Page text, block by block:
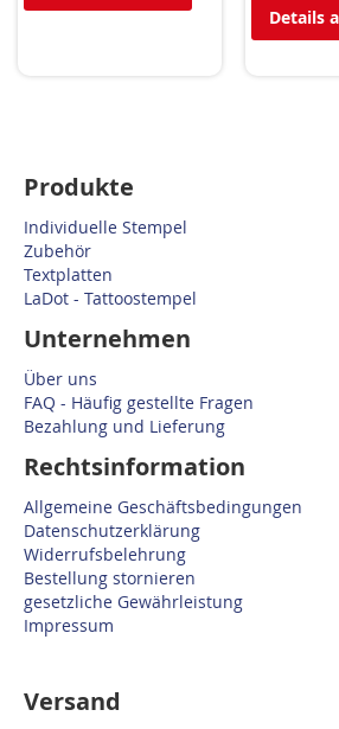
Details
Produkte
Individuelle Stempel
Zubehör
Textplatten
LaDot - Tattoostempel
Unternehmen
Über uns
FAQ - Häufig gestellte Fragen
Bezahlung und Lieferung
Rechtsinformation
Allgemeine Geschäftsbedingungen
Datenschutzerklärung
Widerrufsbelehrung
Bestellung stornieren
gesetzliche Gewährleistung
Impressum
Versand